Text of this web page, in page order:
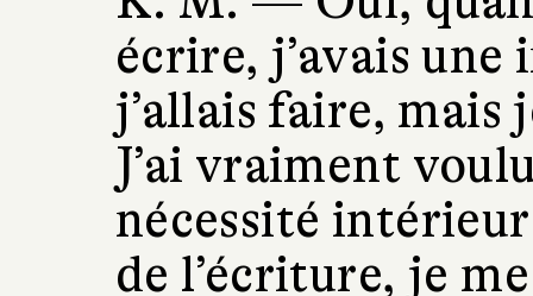
écrire, j’avais
j’allais faire, mais
J’ai vraiment
nécessité
de l’écriture, je